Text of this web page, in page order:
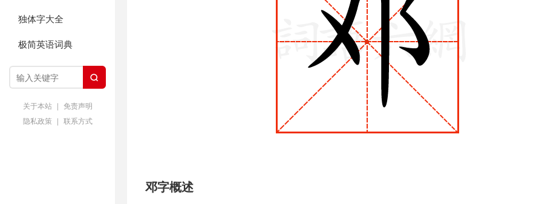
独体字大全
极简英语词典

关于本站 | 免责声明
隐私政策 | 联系方式
邓字概述